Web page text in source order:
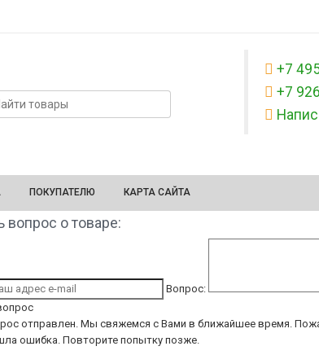
+7
+7
ПОКУПАТЕЛЮ КАРТА САЙТА
вопрос о товаре:
Вопрос:
отправлен. Мы свяжемся с Вами в ближайшее время.
ошибка. Повторите попытку позже.